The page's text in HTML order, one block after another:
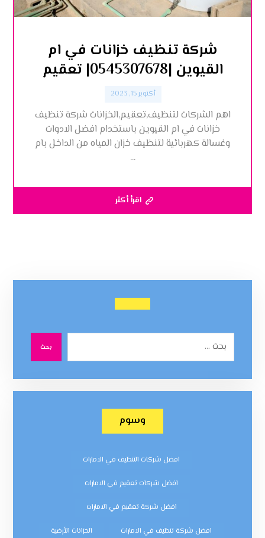
شركة تنظيف خزانات في ام
القيوين |0545307678| تعقيم
أكتوبر 15, 2023
اهم الشركات لتنظيف,تعقيم,الخزانات شركة تنظيف
خزانات في ام القيوين باستخدام افضل الادوات
وغسالة كهربائية لتنظيف خزان المياه من الداخل بام
...
اقرأ أكثر
بحث
وسوم
افضل شركات التنظيف في الامارات
افضل شركات تعقيم في الامارات
افضل شركة تعقيم في الامارات
افضل شركة تنظيف في الامارات الخزانات الأرضية